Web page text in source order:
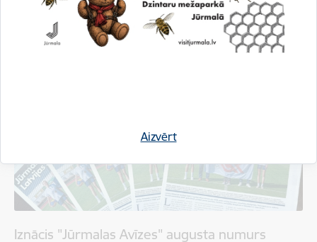
Aizvērt
07.08.2026. Kultūra un izklaide
Iznācis "Jūrmalas Avīzes" augusta numurs